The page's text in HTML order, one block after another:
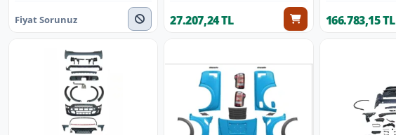
Fiyat Sorunuz 27.207,24 TL 166.783,15 TL